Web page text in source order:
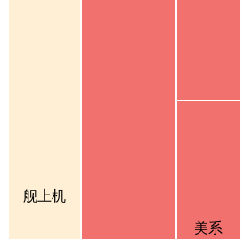
舰上机
美系